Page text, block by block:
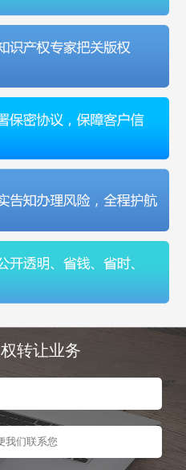
转让业务